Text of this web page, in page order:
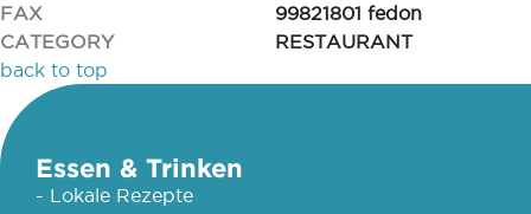
FAX
99821801 fedon
CATEGORY
RESTAURANT
back to top
Essen & Trinken
- Lokale Rezepte